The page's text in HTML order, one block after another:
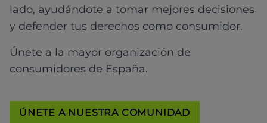
lado, ayudándote a tomar mejores decisiones
y defender tus derechos como consumidor.
Únete a la mayor organización de
consumidores de España.
ÚNETE A NUESTRA COMUNIDAD